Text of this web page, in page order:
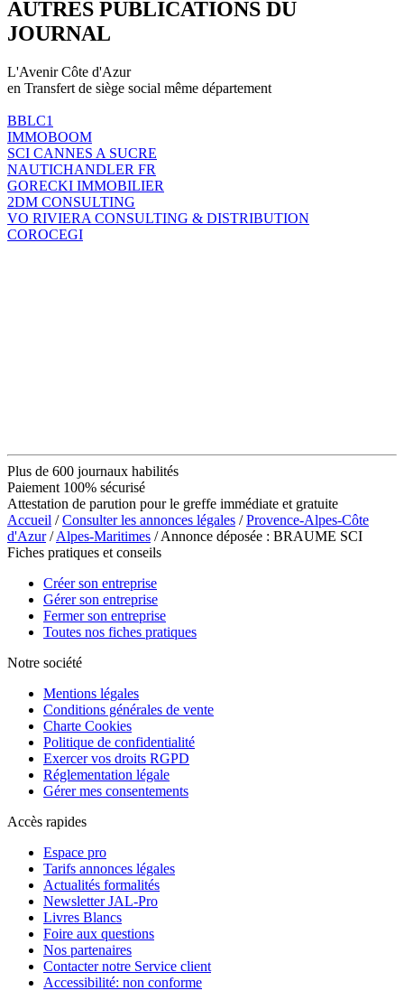
AUTRES PUBLICATIONS DU
JOURNAL
L'Avenir Côte d'Azur
en Transfert de siège social même département
BBLC1
IMMOBOOM
SCI CANNES A SUCRE
NAUTICHANDLER FR
GORECKI IMMOBILIER
2DM CONSULTING
VO RIVIERA CONSULTING & DISTRIBUTION
COROCEGI
Plus de 600 journaux habilités
Paiement 100% sécurisé
Attestation de parution pour le greffe immédiate et gratuite
Accueil /Consulter les annonces légales /Provence-Alpes-Côte
d'Azur/Alpes-Maritimes / Annonce déposée : BRAUME SCI
Fiches pratiques et conseils
Créer son entreprise
Gérer son entreprise
Fermer son entreprise
Toutes nos fiches pratiques
Notre société
Mentions légales
Conditions générales de vente
Charte Cookies
Politique de confidentialité
Exercer vos droits RGPD
Réglementation légale
Gérer mes consentements
Accès rapides
Espace pro
Tarifs annonces légales
Actualités formalités
Newsletter JAL-Pro
Livres Blancs
Foire aux questions
Nos partenaires
Contacter notre Service client
Accessibilité: non conforme